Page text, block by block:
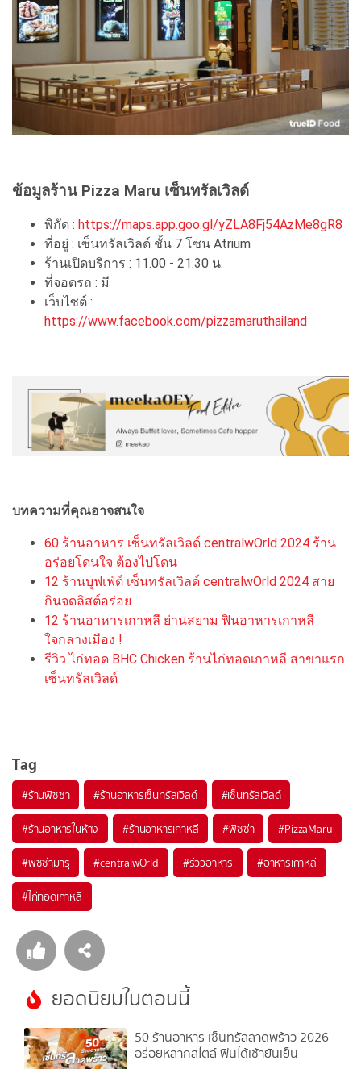
ข้อมูลร้าน Pizza Maru เซ็นทรัลเวิลด์
พิกัด : https://maps.app.goo.gl/yZLA8Fj54AzMe8gR8
ที่อยู่ : เซ็นทรัลเวิลด์ ชั้น 7 โซน Atrium
ร้านเปิดบริการ : 11.00 - 21.30 น.
ที่จอดรถ : มี
เว็บไซต์ :
https://www.facebook.com/pizzamaruthailand
บทความที่คุณอาจสนใจ
60 ร้านอาหาร เซ็นทรัลเวิลด์ centralwOrld 2024 ร้าน
อร่อยโดนใจ ต้องไปโดน
12 ร้านบุฟเฟ่ต์ เซ็นทรัลเวิลด์ centralwOrld 2024 สาย
กินจดลิสต์อร่อย
12 ร้านอาหารเกาหลี ย่านสยาม ฟินอาหารเกาหลี
ใจกลางเมือง !
รีวิว ไก่ทอด BHC Chicken ร้านไก่ทอดเกาหลี สาขาแรก
เซ็นทรัลเวิลด์
Tag
#ร้านพิซซ่า #ร้านอาหารเซ็นทรัลเวิลด์ #เซ็นทรัลเวิลด์
#ร้านอาหารในห้าง #ร้านอาหารเกาหลี #พิซซ่า #PizzaMaru
#พิซซ่ามารุ #centralwOrld #รีวิวอาหาร #อาหารเกาหลี
#ไก่ทอดเกาหลี
ยอดนิยมในตอนนี้
50 ร้านอาหาร เซ็นทรัลลาดพร้าว 2026
อร่อยหลากสไตล์ ฟินได้เช้ายันเย็น